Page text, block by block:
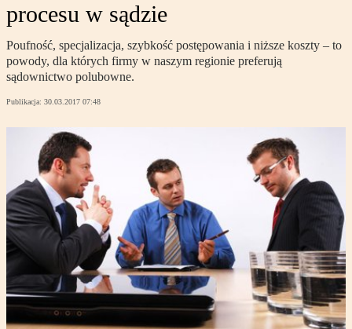
procesu w sądzie
Poufność, specjalizacja, szybkość postępowania i niższe koszty – to
powody, dla których firmy w naszym regionie preferują
sądownictwo polubowne.
Publikacja: 30.03.2017 07:48